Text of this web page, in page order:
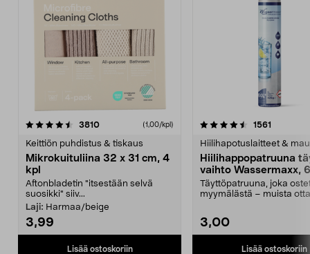
3810arvostelut (1,00/kpl)
Keittiön puhdistus & tiskaus
Mikrokuituliina 32 x 31 cm, 4
kpl
Aftonbladetin "itsestään selvä
suosikki" siiv...
Laji: Harmaa/beige
3,99
Lisää ostoskoriin
4.5viidestä
1561
Hiilihapotuslaitteet &
Hiilihappopatruuna
vaihto Wassermaxx,
Täyttöpatruuna, joka
myymälästä – muista
3,00
Lisää ostoskoriin
4.5viidestä